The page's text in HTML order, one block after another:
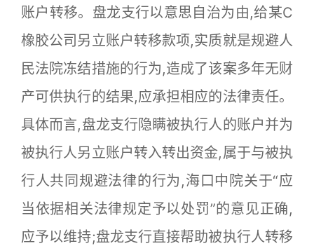
账户转移。盘龙支行以意思自治为由,给某C
橡胶公司另立账户转移款项,实质就是规避人
民法院冻结措施的行为,造成了该案多年无财
产可供执行的结果,应承担相应的法律责任。
具体而言,盘龙支行隐瞒被执行人的账户并为
被执行人另立账户转入转出资金,属于与被执
行人共同规避法律的行为,海口中院关于“应
当依据相关法律规定予以处罚”的意见正确,
应予以维持;盘龙支行直接帮助被执行人转移